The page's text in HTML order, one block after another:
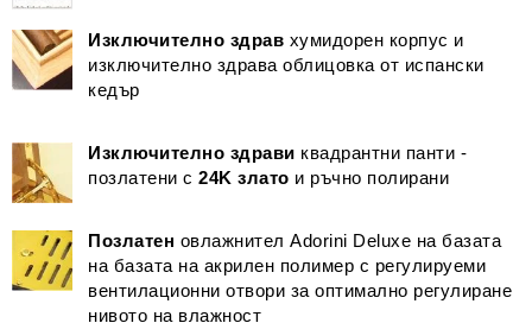
Изключително здрав хумидорен корпус и
изключително здрава облицовка от испански
кедър
Изключително здрави квадрантни панти -
позлатени с24K злато и ръчно полирани
Позлатен овлажнител Adorini Deluxe на базата
на базата на акрилен полимер с регулируеми
вентилационни отвори за оптимално регулиране
нивото на влажност